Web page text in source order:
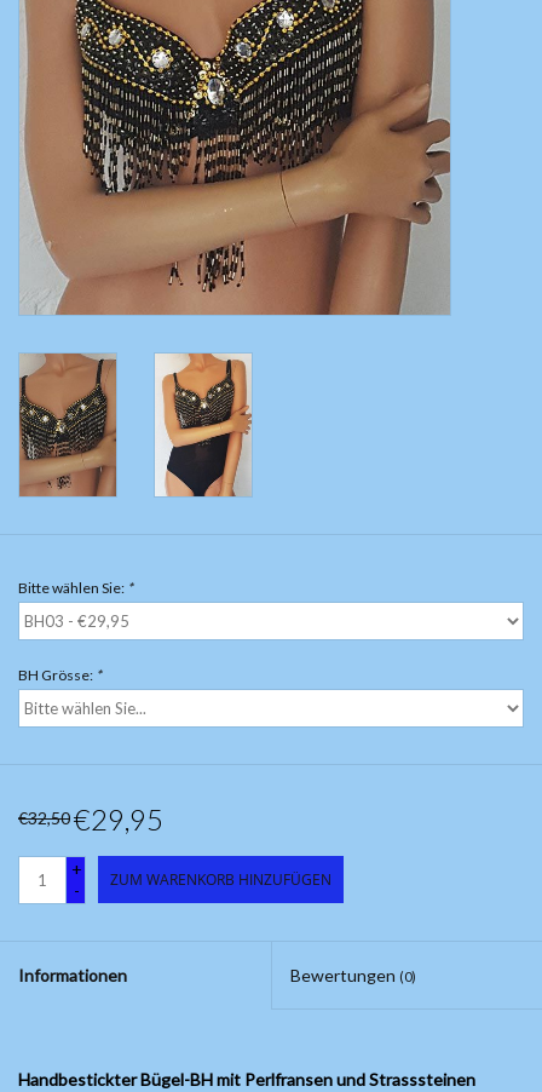
Bauchtanzkostüme
Zubehör
Tribal dance
Catsuits / Saidi & Hagalla
Kleider
Yoga Kleidung
Schmuck
Neu!
Bitte wählen Sie: *
BH Grösse: *
€32,50€29,95
+
-
ZUM WARENKORB HINZUFÜGEN
Informationen Bewertungen (0)
Handbestickter Bügel-BH mit Perlfransen und Strasssteinen